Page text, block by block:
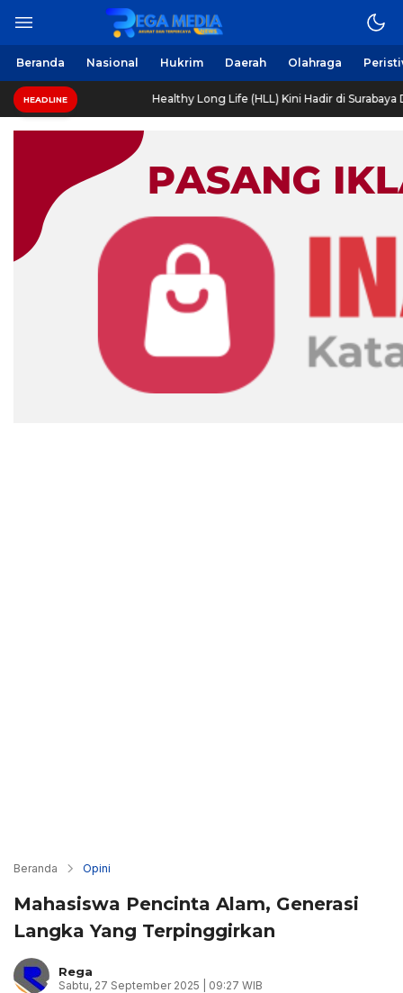
Beranda Nasional Hukrim Daerah Olahraga
HEADLINE Healthy Long Life (HLL) Kini Hadir di Surabaya Dengan
Beranda Opini
Mahasiswa Pencinta Alam, Generasi
Langka Yang Terpinggirkan
Rega
Sabtu, 27 September 2025 | 09:27 WIB